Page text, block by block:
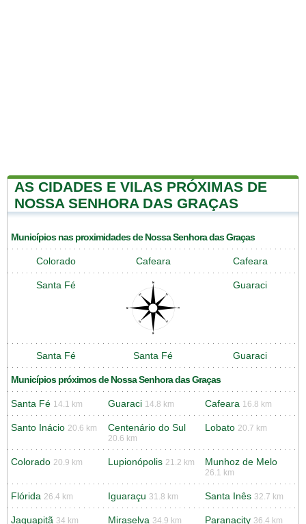
AS CIDADES E VILAS PRÓXIMAS DE
NOSSA SENHORA DAS GRAÇAS
Municípios nas proximidades de Nossa Senhora das Graças
Colorado Cafeara Cafeara
Santa Fé Guaraci
Santa Fé Santa Fé Guaraci
Municípios próximos de Nossa Senhora das Graças
Santa Fé 14.1 km Guaraci 14.8 km Cafeara 16.8 km
Santo Inácio 20.6 km Centenário do Sul
20.6 km
Lobato 20.7 km
Colorado 20.9 km Lupionópolis 21.2 km Munhoz de Melo
26.1 km
Flórida 26.4 km Iguaraçu 31.8 km Santa Inês 32.7 km
Jaguapitã 34 km Miraselva 34.9 km Paranacity 36.4 km